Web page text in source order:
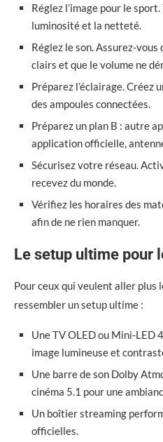
Réglez l’image pour le
luminosité et la netteté.
Réglez le son. Assurez-
clairs et que le volume ne
Préparez l’éclairage. Créez
des ampoules connectées.
Préparez un plan B : autre
application officielle,
Sécurisez votre réseau.
recevez du monde.
Vérifiez les horaires des
afin de ne rien manquer.
Le setup ultime pour
Pour ceux qui veulent aller plus
ressembler un setup ultime :
Une TV OLED ou Mini-LED
image lumineuse et
Une barre de son Dolby
cinéma 5.1 pour une
Un boîtier streaming
officielles.